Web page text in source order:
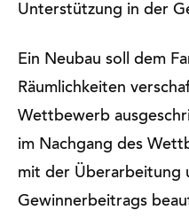
Unterstützung in der
Ein Neubau soll dem
Räumlichkeiten
Wettbewerb
im Nachgang des
mit der Überarbeitung
Gewinnerbeitrags